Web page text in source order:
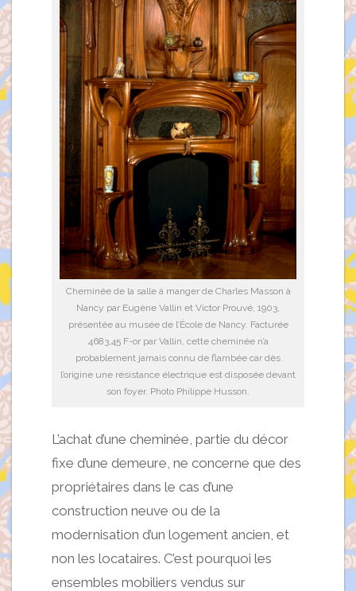
Cheminée de la salle à manger de Charles Masson à
Nancy par Eugène Vallin et Victor Prouvé, 1903,
présentée au musée de l’École de Nancy. Facturée
4683,45 F-or par Vallin, cette cheminée n’a
probablement jamais connu de flambée car dès
l’origine une résistance électrique est disposée devant
son foyer. Photo Philippe Husson.
L’achat d’une cheminée, partie du décor
fixe d’une demeure, ne concerne que des
propriétaires dans le cas d’une
construction neuve ou de la
modernisation d’un logement ancien, et
non les locataires. C’est pourquoi les
ensembles mobiliers vendus sur